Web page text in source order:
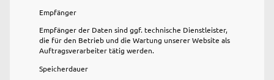
Empfänger
Empfänger der Daten sind ggf. technische Dienstleister,
die für den Betrieb und die Wartung unserer Website als
Auftragsverarbeiter tätig werden.
Speicherdauer